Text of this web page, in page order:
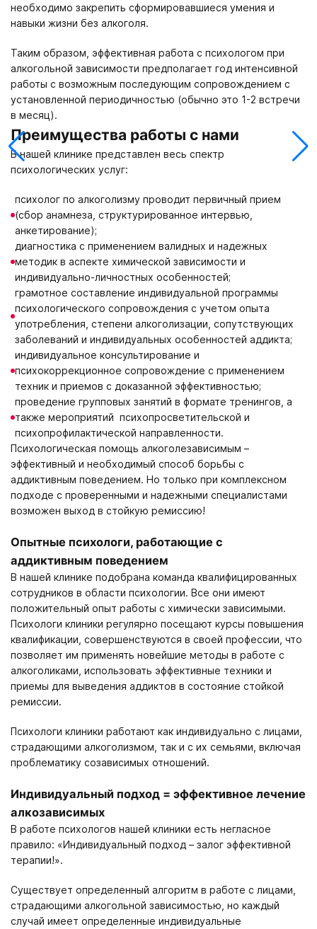
необходимо закрепить сформировавшиеся умения и
навыки жизни без алкоголя.
Таким образом, эффективная работа с психологом при
алкогольной зависимости предполагает год интенсивной
работы с возможным последующим сопровождением с
установленной периодичностью (обычно это 1-2 встречи
в месяц).
Преимущества работы с нами
В нашей клинике представлен весь спектр
психологических услуг:
психолог по алкоголизму проводит первичный прием
(сбор анамнеза, структурированное интервью,
анкетирование);
диагностика с применением валидных и надежных
методик в аспекте химической зависимости и
индивидуально-личностных особенностей;
грамотное составление индивидуальной программы
психологического сопровождения с учетом опыта
употребления, степени алкоголизации, сопутствующих
заболеваний и индивидуальных особенностей аддикта;
индивидуальное консультирование и
психокоррекционное сопровождение с применением
техник и приемов с доказанной эффективностью;
проведение групповых занятий в формате тренингов, а
также мероприятий психопросветительской и
психопрофилактической направленности.
Психологическая помощь алкоголезависимым –
эффективный и необходимый способ борьбы с
аддиктивным поведением. Но только при комплексном
подходе с проверенными и надежными специалистами
возможен выход в стойкую ремиссию!
Опытные психологи, работающие с
аддиктивным поведением
В нашей клинике подобрана команда квалифицированных
сотрудников в области психологии. Все они имеют
положительный опыт работы с химически зависимыми.
Психологи клиники регулярно посещают курсы повышения
квалификации, совершенствуются в своей профессии, что
позволяет им применять новейшие методы в работе с
алкоголиками, использовать эффективные техники и
приемы для выведения аддиктов в состояние стойкой
ремиссии.
Психологи клиники работают как индивидуально с лицами,
страдающими алкоголизмом, так и с их семьями, включая
проблематику созависимых отношений.
Индивидуальный подход = эффективное лечение
алкозависимых
В работе психологов нашей клиники есть негласное
правило: «Индивидуальный подход – залог эффективной
терапии!».
Существует определенный алгоритм в работе с лицами,
страдающими алкогольной зависимостью, но каждый
случай имеет определенные индивидуальные